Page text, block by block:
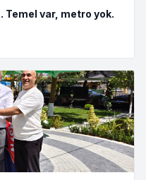
Temel var, metro yok.